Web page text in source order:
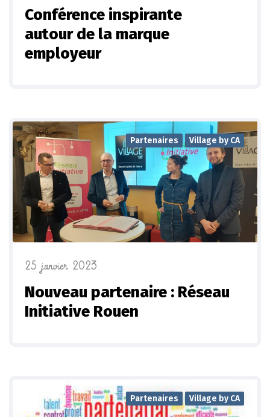
Conférence inspirante
autour de la marque
employeur
Partenaires Village by CA
25 janvier 2023
Nouveau partenaire : Réseau
Initiative Rouen
Partenaires Village by CA